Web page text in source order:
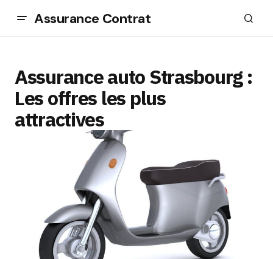
Assurance Contrat
Assurance auto Strasbourg :
Les offres les plus
attractives